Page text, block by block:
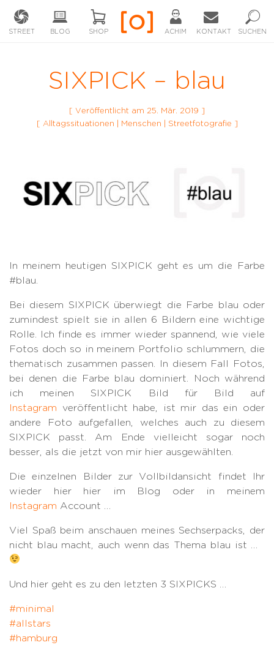
STREET BLOG SHOP ACHIM KONTAKT SUCHEN
SIXPICK – blau
[ Veröffentlicht am 25. Mär. 2019 ]
[ Alltagssituationen Menschen Streetfotografie ]
In meinem heutigen SIXPICK geht es um die Farbe
#blau.
Bei diesem SIXPICK überwiegt die Farbe blau oder
zumindest spielt sie in allen 6 Bildern eine wichtige
Rolle. Ich finde es immer wieder spannend, wie viele
Fotos doch so in meinem Portfolio schlummern, die
thematisch zusammen passen. In diesem Fall Fotos,
bei denen die Farbe blau dominiert. Noch während
ich meinen SIXPICK Bild für Bild auf
Instagram veröffentlicht habe, ist mir das ein oder
andere Foto aufgefallen, welches auch zu diesem
SIXPICK passt. Am Ende vielleicht sogar noch
besser, als die jetzt von mir hier ausgewählten.
Die einzelnen Bilder zur Vollbildansicht findet Ihr
wieder hier hier im Blog oder in meinem
Instagram Account …
Viel Spaß beim anschauen meines Sechserpacks, der
nicht blau macht, auch wenn das Thema blau ist …
Und hier geht es zu den letzten 3 SIXPICKS …
#minimal
#allstars
#hamburg